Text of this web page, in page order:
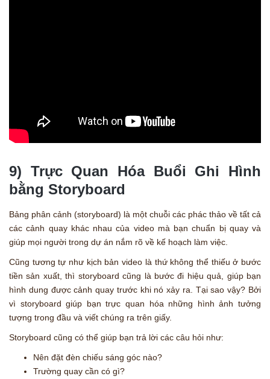
9) Trực Quan Hóa Buổi Ghi Hình
bằng Storyboard
Bảng phân cảnh (storyboard) là một chuỗi các phác thảo về tất cả
các cảnh quay khác nhau của video mà bạn chuẩn bị quay và
giúp mọi người trong dự án nắm rõ về kế hoạch làm việc.
Cũng tương tự như kịch bản video là thứ không thể thiếu ở bước
tiền sản xuất, thì storyboard cũng là bước đi hiệu quả, giúp bạn
hình dung được cảnh quay trước khi nó xảy ra. Tại sao vậy? Bởi
vì storyboard giúp bạn trực quan hóa những hình ảnh tưởng
tượng trong đầu và viết chúng ra trên giấy.
Storyboard cũng có thể giúp bạn trả lời các câu hỏi như:
Nên đặt đèn chiếu sáng góc nào?
Trường quay cần có gì?